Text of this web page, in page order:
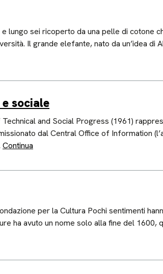
sei ricoperto da una pelle di cotone
Il grande elefante, nato da un’idea di
sociale
and Social Progress (1961)
dal Central Office of Information
Continua
per la Cultura Pochi sentimenti
ha avuto un nome solo alla fine del 1600,